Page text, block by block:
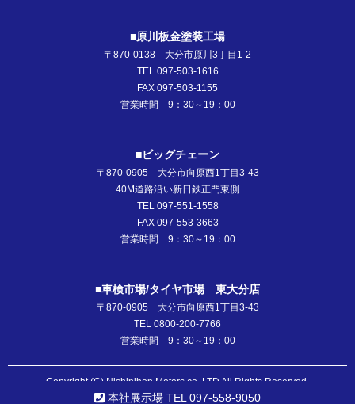
■原川板金塗装工場
〒870-0138 大分市原川3丁目1-2
TEL 097-503-1616
FAX 097-503-1155
営業時間 9：30～19：00
■ビッグチェーン
〒870-0905 大分市向原西1丁目3-43
40M道路沿い新日鉄正門東側
TEL 097-551-1558
FAX 097-553-3663
営業時間 9：30～19：00
■車検市場/タイヤ市場 東大分店
〒870-0905 大分市向原西1丁目3-43
TEL 0800-200-7766
営業時間 9：30～19：00
Copyright (C) Nishinihon Motors co.,LTD All Rights Reserved.
本社展示場 TEL 097-558-9050